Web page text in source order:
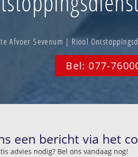
Afvoer Sevenum | Riool
Bel: 077-
een bericht via het
advies nodig? Bel ons vandaag nog!